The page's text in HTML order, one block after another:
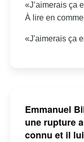
«J’aimerais ça
À lire en
«J'aimerais ça
Emmanuel
une rupture
connu et il